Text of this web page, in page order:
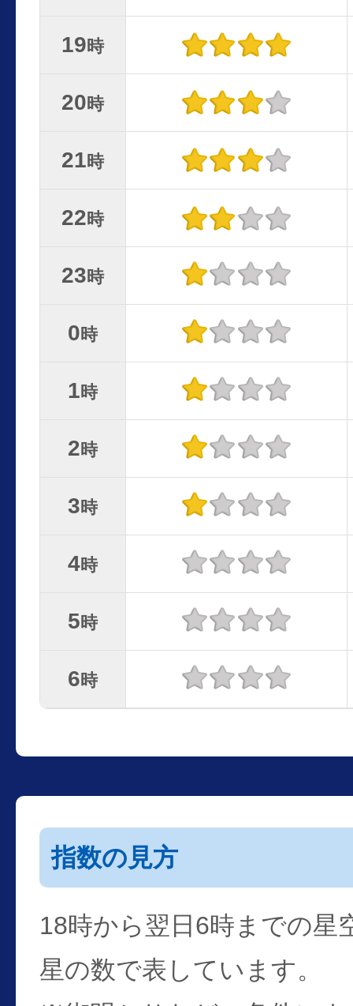
19時
20時
21時
22時
23時
0時
1時
2時
3時
4時
5時
6時
指数の見方
18時から翌日6時までの星
星の数で表しています。